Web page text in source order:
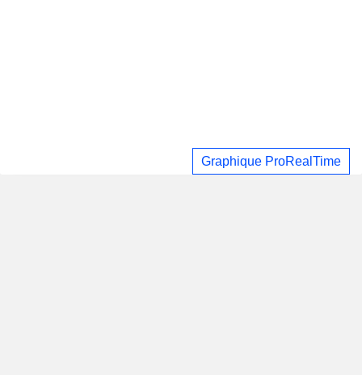
Graphique ProRealTime